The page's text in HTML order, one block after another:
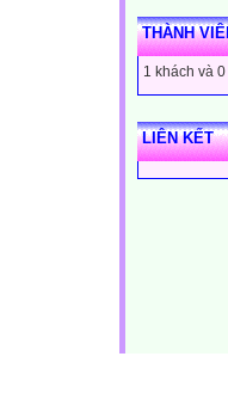
THÀNH
1 khách và
LIÊN KẾT